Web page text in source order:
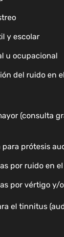
y escolar
u ocupacional
del ruido en
(consulta
para prótesis
por ruido en
por vértigo y/
el tinnitus